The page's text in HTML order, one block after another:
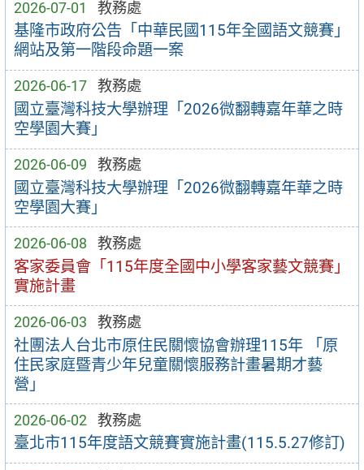
2026-07-01 教務處
基隆市政府公告「中華民國115年全國語文競賽」
網站及第一階段命題一案
2026-06-17 教務處
國立臺灣科技大學辦理「2026微翻轉嘉年華之時
空學園大賽」
2026-06-09 教務處
國立臺灣科技大學辦理「2026微翻轉嘉年華之時
空學園大賽」
2026-06-08 教務處
客家委員會「115年度全國中小學客家藝文競賽」
實施計畫
2026-06-03 教務處
社團法人台北市原住民關懷協會辦理115年 「原
住民家庭暨青少年兒童關懷服務計畫暑期才藝
營」
2026-06-02 教務處
臺北市115年度語文競賽實施計畫(115.5.27修訂)